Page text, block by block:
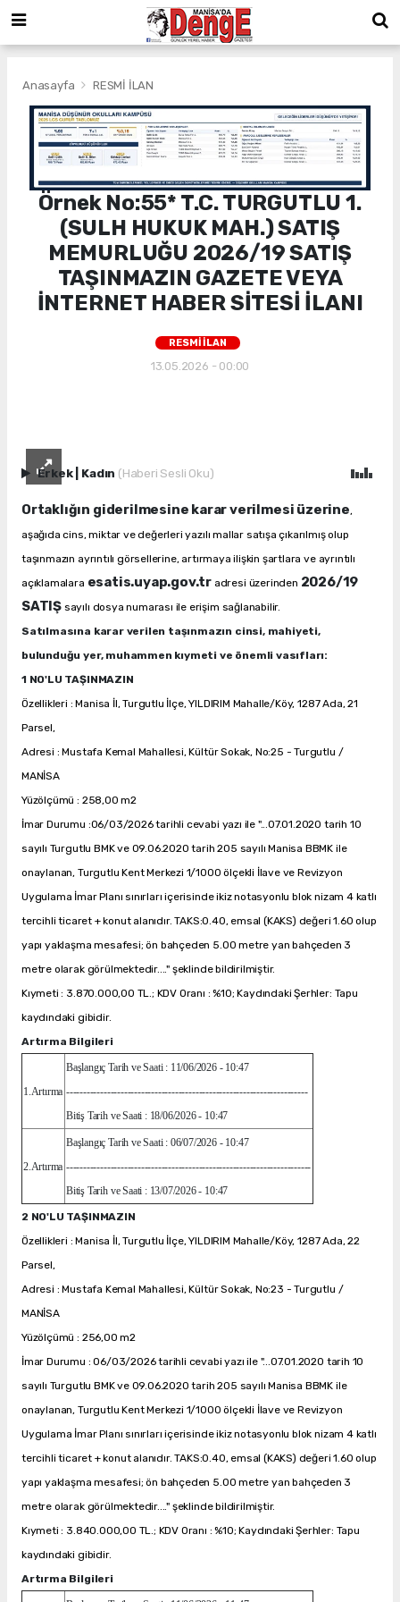
Anasayfa RESMİ İLAN
Örnek No:55* T.C. TURGUTLU 1.
(SULH HUKUK MAH.) SATIŞ
MEMURLUĞU 2026/19 SATIŞ
TAŞINMAZIN GAZETE VEYA
İNTERNET HABER SİTESİ İLANI
RESMİ İLAN
13.05.2026 - 00:00
Erkek Kadın (Haberi Sesli Oku)
Ortaklığın giderilmesine karar verilmesi üzerine,
aşağıda cins, miktar ve değerleri yazılı mallar satışa çıkarılmış olup
taşınmazın ayrıntılı görsellerine, artırmaya ilişkin şartlara ve ayrıntılı
açıklamalara esatis.uyap.gov.tr adresi üzerinden 2026/19
SATIŞ sayılı dosya numarası ile erişim sağlanabilir.
Satılmasına karar verilen taşınmazın cinsi, mahiyeti,
bulunduğu yer, muhammen kıymeti ve önemli vasıfları:
1 NO'LU TAŞINMAZIN
Özellikleri : Manisa İl, Turgutlu İlçe, YILDIRIM Mahalle/Köy, 1287 Ada, 21
Parsel,
Adresi : Mustafa Kemal Mahallesi, Kültür Sokak, No:25 - Turgutlu /
MANİSA
Yüzölçümü : 258,00 m2
İmar Durumu :06/03/2026 tarihli cevabi yazı ile "...07.01.2020 tarih 10
sayılı Turgutlu BMK ve 09.06.2020 tarih 205 sayılı Manisa BBMK ile
onaylanan, Turgutlu Kent Merkezi 1/1000 ölçekli İlave ve Revizyon
Uygulama İmar Planı sınırları içerisinde ikiz notasyonlu blok nizam 4 katlı
tercihli ticaret + konut alanıdır. TAKS:0.40, emsal (KAKS) değeri 1.60 olup
yapı yaklaşma mesafesi; ön bahçeden 5.00 metre yan bahçeden 3
metre olarak görülmektedir...." şeklinde bildirilmiştir.
Kıymeti : 3.870.000,00 TL.; KDV Oranı : %10; Kaydındaki Şerhler: Tapu
kaydındaki gibidir.
Artırma Bilgileri
1.Artırma
Başlangıç Tarih ve Saati : 11/06/2026 - 10:47
-----------------------------------------------------------------------
Bitiş Tarih ve Saati : 18/06/2026 - 10:47
2.Artırma
Başlangıç Tarih ve Saati : 06/07/2026 - 10:47
------------------------------------------------------------------------
Bitiş Tarih ve Saati : 13/07/2026 - 10:47
2 NO'LU TAŞINMAZIN
Özellikleri : Manisa İl, Turgutlu İlçe, YILDIRIM Mahalle/Köy, 1287 Ada, 22
Parsel,
Adresi : Mustafa Kemal Mahallesi, Kültür Sokak, No:23 - Turgutlu /
MANİSA
Yüzölçümü : 256,00 m2
İmar Durumu : 06/03/2026 tarihli cevabi yazı ile "...07.01.2020 tarih 10
sayılı Turgutlu BMK ve 09.06.2020 tarih 205 sayılı Manisa BBMK ile
onaylanan, Turgutlu Kent Merkezi 1/1000 ölçekli İlave ve Revizyon
Uygulama İmar Planı sınırları içerisinde ikiz notasyonlu blok nizam 4 katlı
tercihli ticaret + konut alanıdır. TAKS:0.40, emsal (KAKS) değeri 1.60 olup
yapı yaklaşma mesafesi; ön bahçeden 5.00 metre yan bahçeden 3
metre olarak görülmektedir...." şeklinde bildirilmiştir.
Kıymeti : 3.840.000,00 TL.; KDV Oranı : %10; Kaydındaki Şerhler: Tapu
kaydındaki gibidir.
Artırma Bilgileri